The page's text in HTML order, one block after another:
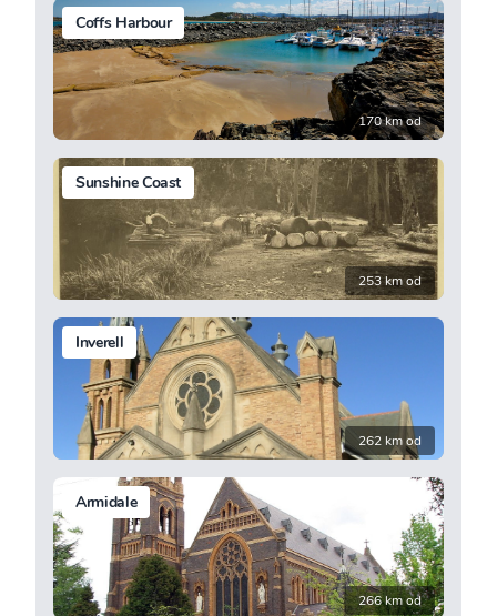
Coffs Harbour
170 km od
Sunshine Coast
253 km od
Inverell
262 km od
Armidale
266 km od